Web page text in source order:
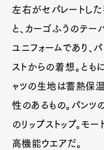
左右がセパレートし
と、カーゴふうのテー
ユニフォームであり、
ストからの着想。とも
ャツの生地は蓄熱保温
性のあるもの。パンツの
のリップストップ。モ
高機能ウエアだ。